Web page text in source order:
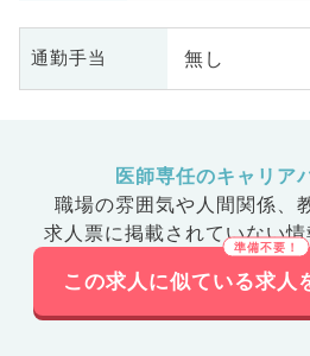
通勤手当 無し
医師専任のキャリア
職場の雰囲気や人間関係、
求人票に掲載されていない情
この求人に似ている求人